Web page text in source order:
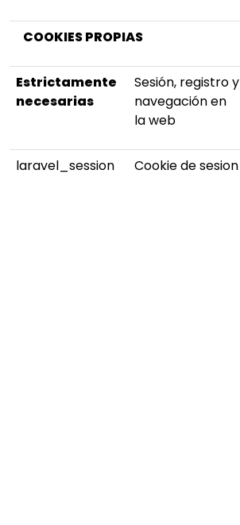
COOKIES PROPIAS
Estrictamente
necesarias
Sesión, registro y
navegación en
la web
laravel_session Cookie de sesion